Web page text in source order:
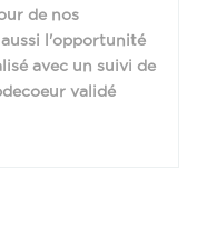
de nos
l'opportunité
avec un suivi de
validé